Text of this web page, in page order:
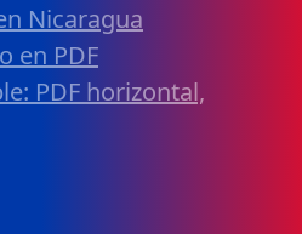
Nicaragua
en PDF
PDF horizontal,